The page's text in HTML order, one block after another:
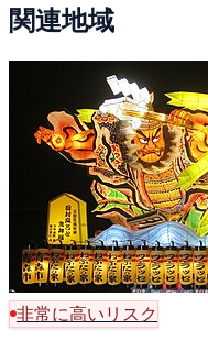
関連地域
非常に高いリスク